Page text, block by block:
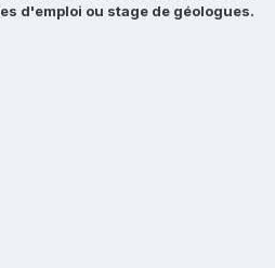
d'emploi ou stage de géologues.